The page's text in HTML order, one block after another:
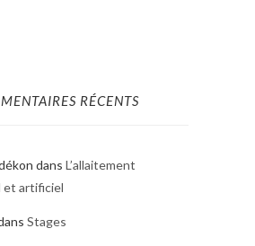
RÉCENTS
dans L’allaitement
et artificiel
Stages